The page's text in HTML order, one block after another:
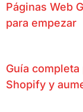
Páginas Web
para empezar
Guía
Shopify y